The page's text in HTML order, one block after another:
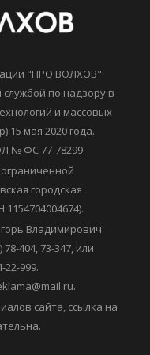
"ПРО ВОЛХОВ"
по надзору в
и массовых
15 мая 2020 года.
№ ФС 77-78299
городская
Владимирович
404, 73-347, или